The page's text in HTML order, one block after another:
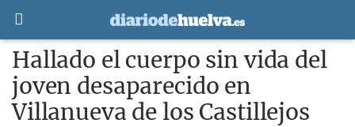
Hallado el cuerpo sin vida del
joven desaparecido en
Villanueva de los Castillejos